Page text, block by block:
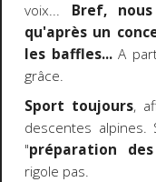
voix... Bref,
qu'après un
les baffles...A
grâce.
Sport toujours,
descentes alpines.
"préparation
rigole pas.